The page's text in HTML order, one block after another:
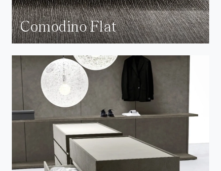
Comodino Flat